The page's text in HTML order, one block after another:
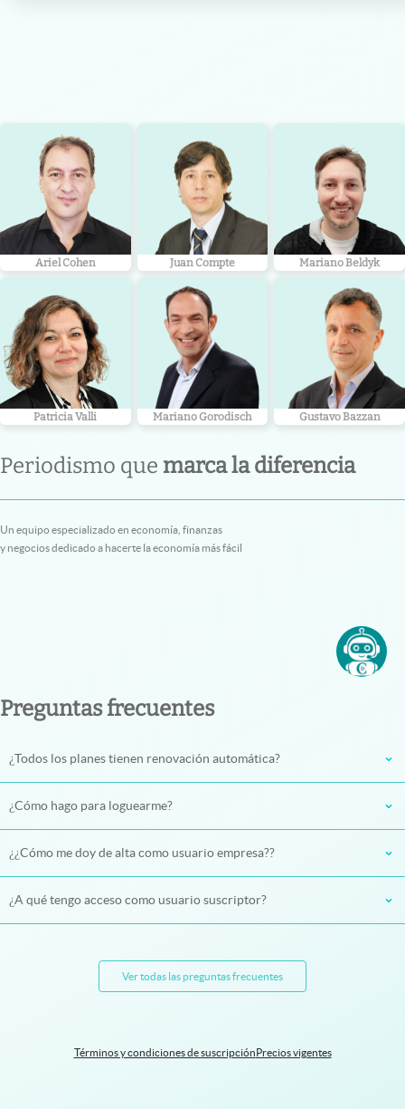
Ariel Cohen Juan Compte Mariano Beldyk
Patricia Valli Mariano Gorodisch Gustavo Bazzan
Periodismo que marca la diferencia
Un equipo especializado en economía, finanzas
y negocios dedicado a hacerte la economía más fácil
Preguntas frecuentes
¿Todos los planes tienen renovación automática?
¿Cómo hago para loguearme?
¿¿Cómo me doy de alta como usuario empresa??
¿A qué tengo acceso como usuario suscriptor?
Ver todas las preguntas frecuentes
Términos y condiciones de suscripción Precios vigentes